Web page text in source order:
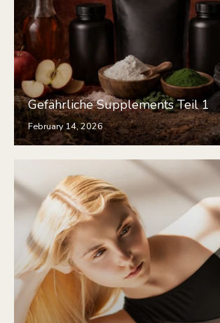
Gefährliche Supplements Teil 1
February 14, 2026